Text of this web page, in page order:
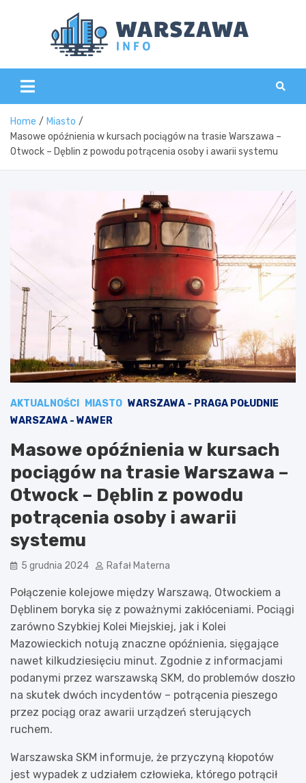
Home
Miasto
Masowe opóźnienia w kursach pociągów na trasie Warszawa –
Otwock – Dęblin z powodu potrącenia osoby i awarii systemu
AKTUALNOŚCI MIASTO WARSZAWA - PRAGA POŁUDNIE
WARSZAWA - WAWER
Masowe opóźnienia w kursach
pociągów na trasie Warszawa –
Otwock – Dęblin z powodu
potrącenia osoby i awarii
systemu
5 grudnia 2024 Rafał Materna
Połączenie kolejowe między Warszawą, Otwockiem a
Dęblinem boryka się z poważnymi zakłóceniami. Pociągi
zarówno Szybkiej Kolei Miejskiej, jak i Kolei
Mazowieckich notują znaczne opóźnienia, sięgające
nawet kilkudziesięciu minut. Zgodnie z informacjami
podanymi przez warszawską SKM, do problemów doszło
na skutek dwóch incydentów – potrącenia pieszego
przez pociąg oraz awarii urządzeń sterujących
ruchem.
Warszawska SKM informuje, że przyczyną kłopotów
jest wypadek z udziałem człowieka, którego potrącił